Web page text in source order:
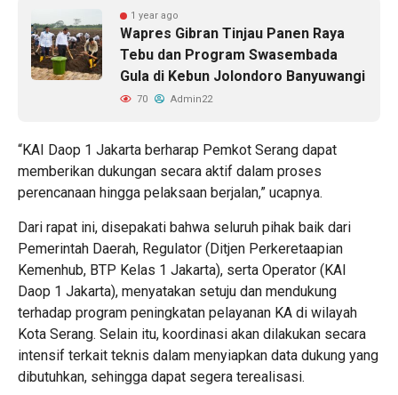
1 year ago
Wapres Gibran Tinjau Panen Raya
Tebu dan Program Swasembada
Gula di Kebun Jolondoro Banyuwangi
70 Admin22
“KAI Daop 1 Jakarta berharap Pemkot Serang dapat
memberikan dukungan secara aktif dalam proses
perencanaan hingga pelaksaan berjalan,” ucapnya.
Dari rapat ini, disepakati bahwa seluruh pihak baik dari
Pemerintah Daerah, Regulator (Ditjen Perkeretaapian
Kemenhub, BTP Kelas 1 Jakarta), serta Operator (KAI
Daop 1 Jakarta), menyatakan setuju dan mendukung
terhadap program peningkatan pelayanan KA di wilayah
Kota Serang. Selain itu, koordinasi akan dilakukan secara
intensif terkait teknis dalam menyiapkan data dukung yang
dibutuhkan, sehingga dapat segera terealisasi.